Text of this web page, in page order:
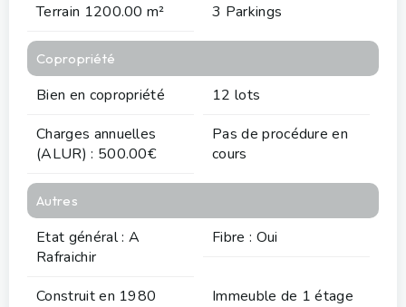
Terrain 1200.00 m² 3 Parkings
Copropriété
Bien en copropriété
12 lots
Charges annuelles
(ALUR) : 500.00€
Pas de procédure en
cours
Autres
Etat général : A
Rafraichir
Fibre : Oui
Construit en 1980 Immeuble de 1 étage